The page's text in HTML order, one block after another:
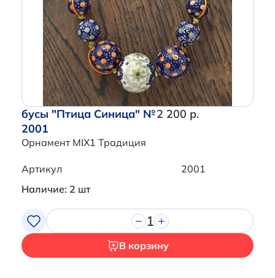
бусы "Птица Синица" №
2001
Орнамент MIX1 Традиция
2 200 р.
Артикул
2001
Наличие: 2 шт
1
В корзину